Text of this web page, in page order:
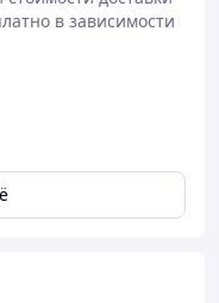
из
в наличии на складе, а
на любой ваш
оригинальной
к ним мы
в зависимости